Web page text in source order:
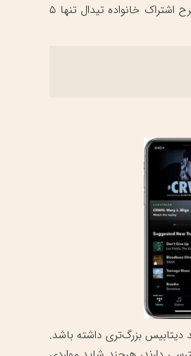
یک ماه تهیه کنند. با اینکه طرح اشتراک خانواده اسپاتیفای تا شش کاربر را پشتیبانی می‌کند، طرح اشتراک خانواده تیدال تنها ۵
دیتابیس بزرگ‌تری داشته باشد.